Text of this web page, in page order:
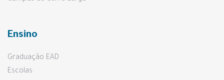
Ensino
Graduação EAD
Escolas